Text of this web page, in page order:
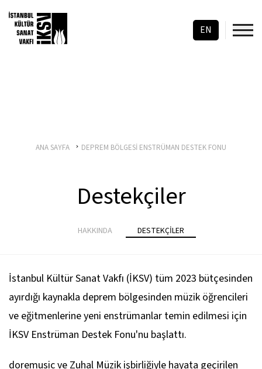
EN
ANA SAYFA DEPREM BÖLGESİ ENSTRÜMAN DESTEK FONU
Destekçiler
HAKKINDA DESTEKÇİLER
İstanbul Kültür Sanat Vakfı (İKSV) tüm 2023 bütçesinden
ayırdığı kaynakla deprem bölgesinden müzik öğrencileri
ve eğitmenlerine yeni enstrümanlar temin edilmesi için
İKSV Enstrüman Destek Fonu'nu başlattı.
doremusic ve Zuhal Müzik işbirliğiyle hayata geçirilen